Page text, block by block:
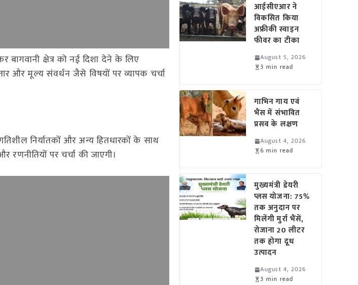
बागवानी क्षेत्र को नई दिशा देने के लिए
और मूल्य संवर्धन जैसे विषयों पर व्यापक चर्चा
निर्यातकों और अन्य हितधारकों के साथ
रणनीतियों पर चर्चा की जाएगी।
आईसीएआर ने
विकसित किया
अफ्रीकी स्वाइन
फीवर का टीका
August 5, 2026
3 min read
गाभिन गाय एवं
भैंस में संभावित
प्रसव के लक्षण
August 4, 2026
6 min read
मुख्यमंत्री डेयरी
प्लस योजना: 75%
तक अनुदान पर
मिलेंगी मुर्रा भैंसें,
रोजाना 20 लीटर
तक होगा दूध
उत्पादन
August 4, 2026
3 min read